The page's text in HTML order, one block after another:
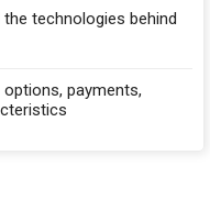
technologies behind
payments,